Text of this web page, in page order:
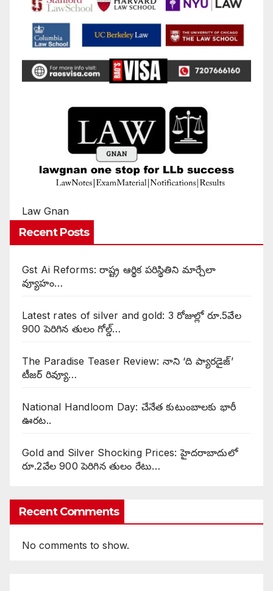
Law Gnan
Recent Posts
Gst Ai Reforms: రాష్ట్ర ఆర్థిక పరిస్థితిని మార్చేలా
వ్యూహం…
Latest rates of silver and gold: 3 రోజుల్లో రూ.5వేల
900 పెరిగిన తులం గోల్డ్…
The Paradise Teaser Review: నాని ‘ది ప్యారడైజ్’
టీజర్ రివ్యూ…
National Handloom Day: చేనేత కుటుంబాలకు భారీ
ఊరట..
Gold and Silver Shocking Prices: హైదరాబాదులో
రూ.2వేల 900 పెరిగిన తులం రేటు…
Recent Comments
No comments to show.